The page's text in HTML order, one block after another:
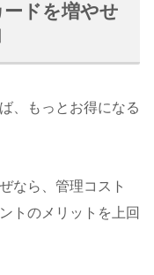
ドを増やせ
、もっとお得になる
なら、管理コスト
トのメリットを上回